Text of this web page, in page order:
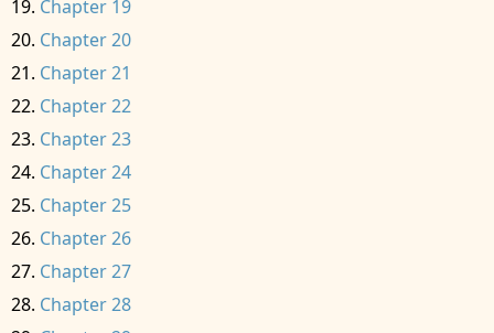
Chapter 19
Chapter 20
Chapter 21
Chapter 22
Chapter 23
Chapter 24
Chapter 25
Chapter 26
Chapter 27
Chapter 28